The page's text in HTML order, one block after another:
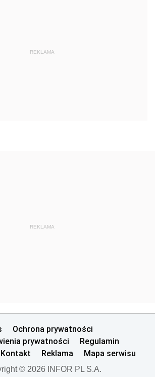
REKLAMA
REKLAMA
Ochrona prywatności
prywatności
Regulamin
Kontakt Reklama Mapa serwisu
© 2026 INFOR PL S.A.